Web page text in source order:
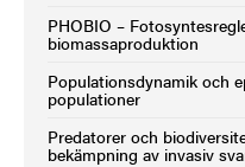
PHOBIO –
biomassaproduktion
Populationsdynamik och
populationer
Predatorer och
bekämpning av invasiv